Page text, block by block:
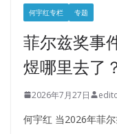
何宇红专栏 专题
菲尔兹奖事
煜哪里去了
2026年7月27日
何宇红 当2026年菲